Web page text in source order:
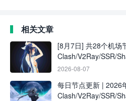
相关文章
[8月7日] 共28个机场
Clash/V2Ray/SSR/
2026-08-07
每日节点更新 | 2026
Clash/V2Ray/SSR/